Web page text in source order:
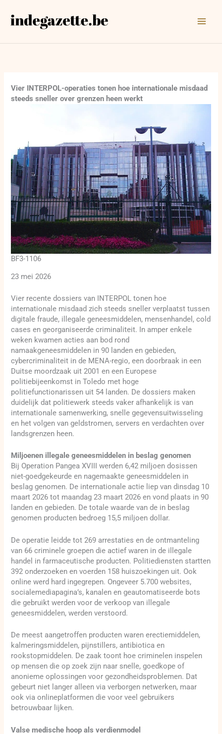
naar
Vier INTERPOL-operaties tonen hoe internationale misdaad
steeds sneller over grenzen heen werkt
BF3-1106
23 mei 2026
Vier recente dossiers van INTERPOL tonen hoe
internationale misdaad zich steeds sneller verplaatst tussen
digitale fraude, illegale geneesmiddelen, mensenhandel, cold
cases en georganiseerde criminaliteit. In amper enkele
weken kwamen acties aan bod rond
namaakgeneesmiddelen in 90 landen en gebieden,
cybercriminaliteit in de MENA-regio, een doorbraak in een
Duitse moordzaak uit 2001 en een Europese
politiebijeenkomst in Toledo met hoge
politiefunctionarissen uit 54 landen. De dossiers maken
duidelijk dat politiewerk steeds vaker afhankelijk is van
internationale samenwerking, snelle gegevensuitwisseling
en het volgen van geldstromen, servers en verdachten over
landsgrenzen heen.
Miljoenen illegale geneesmiddelen in beslag genomen
Bij Operation Pangea XVIII werden 6,42 miljoen dosissen
niet-goedgekeurde en nagemaakte geneesmiddelen in
beslag genomen. De internationale actie liep van dinsdag 10
maart 2026 tot maandag 23 maart 2026 en vond plaats in 90
landen en gebieden. De totale waarde van de in beslag
genomen producten bedroeg 15,5 miljoen dollar.
De operatie leidde tot 269 arrestaties en de ontmanteling
van 66 criminele groepen die actief waren in de illegale
handel in farmaceutische producten. Politiediensten startten
392 onderzoeken en voerden 158 huiszoekingen uit. Ook
online werd hard ingegrepen. Ongeveer 5.700 websites,
socialemediapagina’s, kanalen en geautomatiseerde bots
die gebruikt werden voor de verkoop van illegale
geneesmiddelen, werden verstoord.
De meest aangetroffen producten waren erectiemiddelen,
kalmeringsmiddelen, pijnstillers, antibiotica en
rookstopmiddelen. De zaak toont hoe criminelen inspelen
op mensen die op zoek zijn naar snelle, goedkope of
anonieme oplossingen voor gezondheidsproblemen. Dat
gebeurt niet langer alleen via verborgen netwerken, maar
ook via onlineplatformen die voor veel gebruikers
betrouwbaar lijken.
Valse medische hoop als verdienmodel